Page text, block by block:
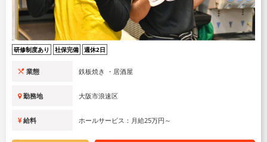
研修制度あり 社保完備 週休2日
業態 鉄板焼き ・居酒屋
勤務地 大阪市浪速区
給料 ホールサービス：月給25万円～